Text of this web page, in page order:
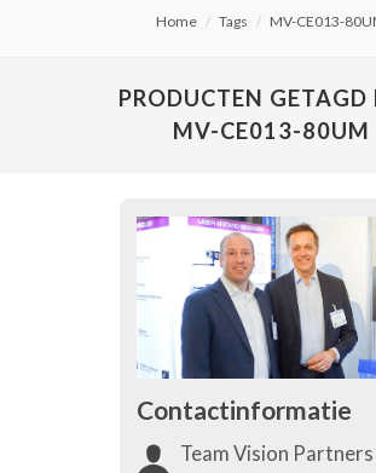
Home Tags MV-CE013-
PRODUCTEN GETAGD
MV-CE013-80UM
Contactinformatie
Team Vision Partners